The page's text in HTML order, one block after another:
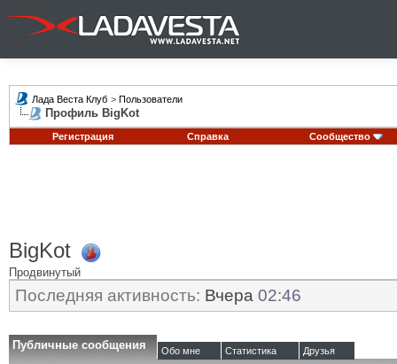
Лада Веста Клуб > Пользователи
Профиль BigKot
Регистрация Справка Сообщество
BigKot
Продвинутый
Последняя активность: Вчера 02:46
Публичные сообщения Обо мне Статистика Друзья